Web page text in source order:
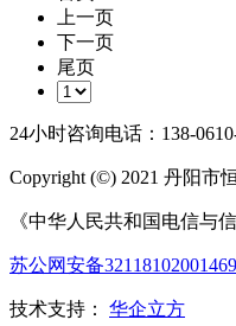
上一页
下一页
尾页
24小时咨询电话：138-
Copyright (©) 2021 丹阳市
《中华人民共和国电信与
苏公网安备
技术支持： 华企立方